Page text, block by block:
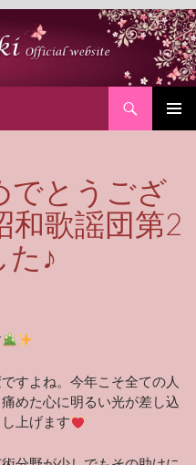
でとうござ
和歌謡団第2
た♪
すよね。今年こそ全ての人
めた心に明るい光が差し込
上げます